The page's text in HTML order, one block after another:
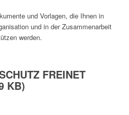
und Vorlagen, die Ihnen in
und in der Zusammenarbeit
werden.
FREINET
KB)